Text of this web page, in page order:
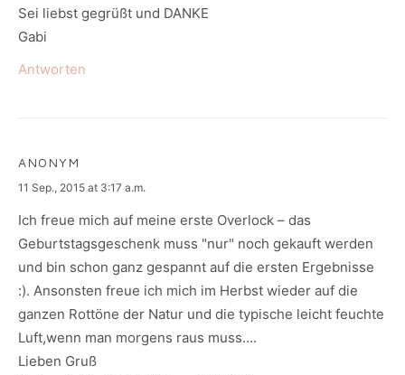
Sei liebst gegrüßt und DANKE
Gabi
Antworten
ANONYM
says:
11 Sep., 2015 at 3:17 a.m.
Ich freue mich auf meine erste Overlock – das
Geburtstagsgeschenk muss "nur" noch gekauft werden
und bin schon ganz gespannt auf die ersten Ergebnisse
:). Ansonsten freue ich mich im Herbst wieder auf die
ganzen Rottöne der Natur und die typische leicht feuchte
Luft,wenn man morgens raus muss….
Lieben Gruß